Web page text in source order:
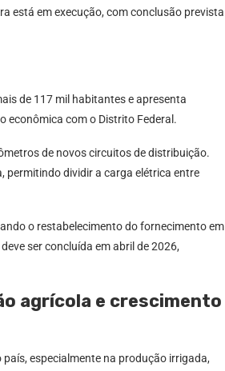
está em execução, com conclusão prevista
de 117 mil habitantes e apresenta
econômica com o Distrito Federal.
de novos circuitos de distribuição.
permitindo dividir a carga elétrica entre
o restabelecimento do fornecimento em
ser concluída em abril de 2026,
agrícola e crescimento
especialmente na produção irrigada,